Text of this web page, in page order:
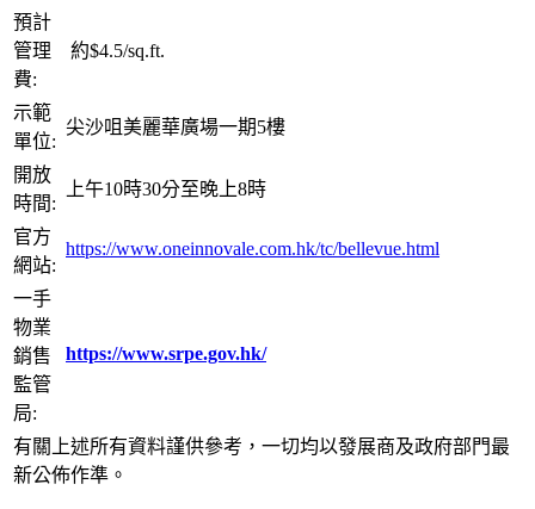
預計
管理
費:
約$4.5/sq.ft.
示範
單位:
尖沙咀美麗華廣場一期5樓
開放
時間:
上午10時30分至晚上8時
官方
網站:
https://www.oneinnovale.com.hk/tc/bellevue.html
一手
物業
銷售
監管
局:
https://www.srpe.gov.hk/
有關上述所有資料謹供參考，一切均以發展商及政府部門最
新公佈作準。